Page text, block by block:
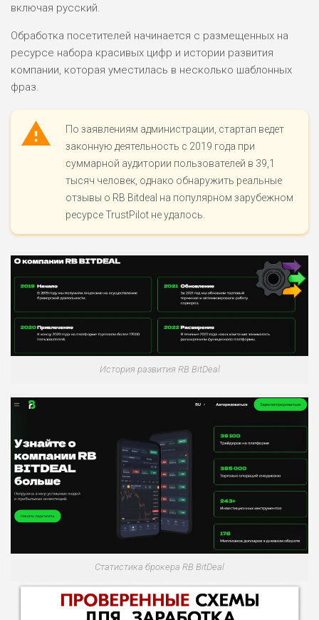
включая русский.
Обработка посетителей начинается с размещенных на
ресурсе набора красивых цифр и истории развития
компании, которая уместилась в несколько шаблонных
фраз.
По заявлениям администрации, стартап ведет
законную деятельность с 2019 года при
суммарной аудитории пользователей в 39,1
тысяч человек, однако обнаружить реальные
отзывы о RB Bitdeal на популярном зарубежном
ресурсе TrustPilot не удалось.
История развития RB BitDeal
Статистика брокера RB BitDeal